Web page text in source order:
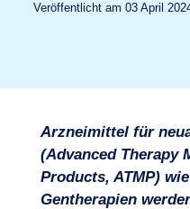
Veröffentlicht am 03 April
Arzneimittel für
(Advanced Therapy
Products, ATMP)
Gentherapien